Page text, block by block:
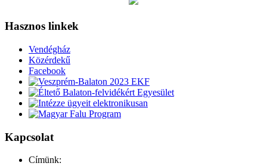
Hasznos linkek
Vendégház
Közérdekű
Facebook
Kapcsolat
Címünk: